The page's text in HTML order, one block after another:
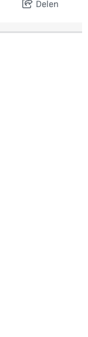
Delen